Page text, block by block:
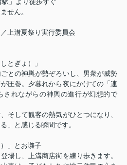
せん。
上溝夏祭り実行委員会
とぎょ）」
との神輿が勢ぞろいし、男衆が威勢
圧巻。夕暮れから夜にかけての「連
されながらの神輿の進行が幻想的で
そして観客の熱気がひとつになり、
」と感じる瞬間です。
」とお囃子
場し、上溝商店街を練り歩きます。